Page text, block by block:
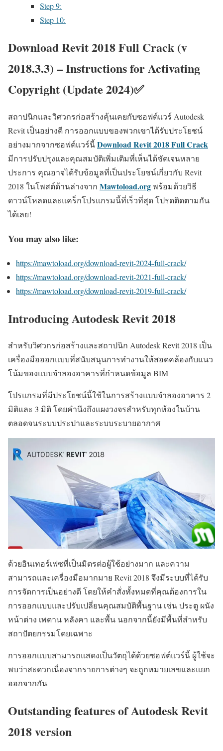
Step 9:
Step 10:
Download Revit 2018 Full Crack (v
2018.3.3) – Instructions for Activating
Copyright (Update 2024)✅
สถาปนิกและวิศวกรก่อสร้างคุ้นเคยกับซอฟต์แวร์ Autodesk
Revit เป็นอย่างดี การออกแบบของพวกเขาได้รับประโยชน์
อย่างมากจากซอฟต์แวร์นี้Download Revit 2018 Full Crack
มีการปรับปรุงและคุณสมบัติเพิ่มเติมที่เห็นได้ชัดเจนหลาย
ประการ คุณอาจได้รับข้อมูลที่เป็นประโยชน์เกี่ยวกับ Revit
2018 ในโพสต์ด้านล่างจาก Mawtoload.orgพร้อมด้วยวิธี
ดาวน์โหลดและแคร็กโปรแกรมนี้ที่เร็วที่สุด โปรดติดตามกัน
ได้เลย!
You may also like:
https://mawtoload.org/download-revit-2024-full-crack/
https://mawtoload.org/download-revit-2021-full-crack/
https://mawtoload.org/download-revit-2019-full-crack/
Introducing Autodesk Revit 2018
สำหรับวิศวกรก่อสร้างและสถาปนิก Autodesk Revit 2018 เป็น
เครื่องมือออกแบบที่สนับสนุนการทำงานให้สอดคล้องกับแนว
โน้มของแบบจำลองอาคารที่กำหนดข้อมูล BIM
โปรแกรมที่มีประโยชน์นี้ใช้ในการสร้างแบบจำลองอาคาร 2
มิติและ 3 มิติ โดยคำนึงถึงแผงวงจรสำหรับทุกห้องในบ้าน
ตลอดจนระบบประปาและระบบระบายอากาศ
ด้วยอินเทอร์เฟซที่เป็นมิตรต่อผู้ใช้อย่างมาก และความ
สามารถและเครื่องมือมากมาย Revit 2018 จึงมีระบบที่ได้รับ
การจัดการเป็นอย่างดี โดยให้คำสั่งทั้งหมดที่คุณต้องการใน
การออกแบบและปรับเปลี่ยนคุณสมบัติพื้นฐาน เช่น ประตู ผนัง
หน้าต่าง เพดาน หลังคา และพื้น นอกจากนี้ยังมีพื้นที่สำหรับ
สถาปัตยกรรมโดยเฉพาะ
การออกแบบสามารถแสดงเป็นวัตถุได้ด้วยซอฟต์แวร์นี้ ผู้ใช้จะ
พบว่าสะดวกเนื่องจากรายการต่างๆ จะถูกหมายเลขและแยก
ออกจากกัน
Outstanding features of Autodesk Revit
2018 version